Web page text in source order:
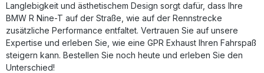
Langlebigkeit und ästhetischem Design sorgt dafür, dass Ihre
BMW R Nine-T auf der Straße, wie auf der Rennstrecke
zusätzliche Performance entfaltet. Vertrauen Sie auf unsere
Expertise und erleben Sie, wie eine GPR Exhaust Ihren Fahrspaß
steigern kann. Bestellen Sie noch heute und erleben Sie den
Unterschied!